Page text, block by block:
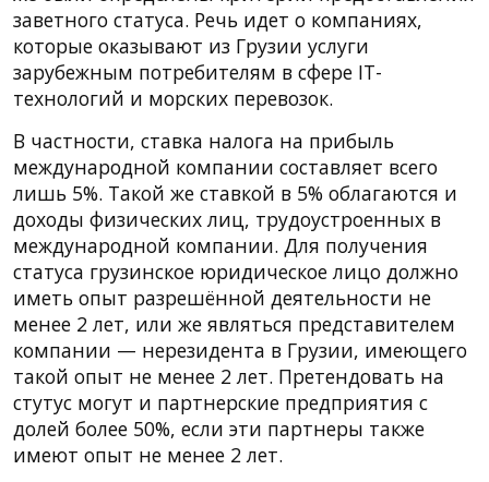
заветного статуса. Речь идет о компаниях,
которые оказывают из Грузии услуги
зарубежным потребителям в сфере IT-
технологий и морских перевозок.
В частности, ставка налога на прибыль
международной компании составляет всего
лишь 5%. Такой же ставкой в 5% облагаются и
доходы физических лиц, трудоустроенных в
международной компании. Для получения
статуса грузинское юридическое лицо должно
иметь опыт разрешённой деятельности не
менее 2 лет, или же являться представителем
компании — нерезидента в Грузии, имеющего
такой опыт не менее 2 лет. Претендовать на
стутус могут и партнерские предприятия с
долей более 50%, если эти партнеры также
имеют опыт не менее 2 лет.